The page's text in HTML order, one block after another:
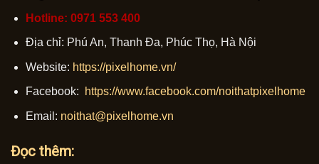
Hotline: 0971 553 400
Địa chỉ: Phú An, Thanh Đa, Phúc Thọ, Hà Nội
Website: https://pixelhome.vn/
Facebook: https://www.facebook.com/noithatpixelhome
Email: noithat@pixelhome.vn
Đọc thêm: